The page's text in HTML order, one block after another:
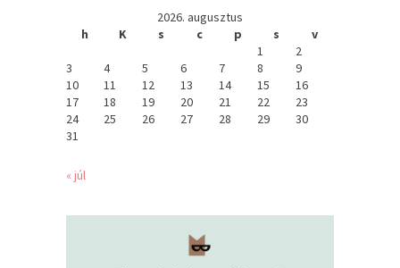
2026. augusztus
h
K s c p s
v
1
2
3
4 5 6 7 8
9
10
11 12 13 14 15
16
17
18 19 20 21 22
23
24
25 26 27 28 29
30
31
« júl